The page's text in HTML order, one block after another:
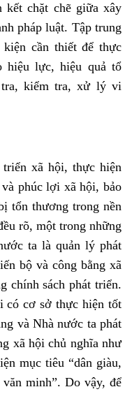
chặt chẽ giữa xây
pháp luật. Tập trung
cần thiết để thực
hiệu lực, hiệu quả tổ
tra, kiểm tra, xử lý vi
xã hội, thực hiện
phúc lợi xã hội, bảo
tổn thương trong nền
rõ, một trong những
ta là quản lý phát
bộ và công bằng xã
chính sách phát triển.
có cơ sở thực hiện tốt
và Nhà nước ta phát
xã hội chủ nghĩa như
mục tiêu “dân giàu,
minh”. Do vậy, để